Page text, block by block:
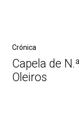
Crónica
Capela de
Oleiros